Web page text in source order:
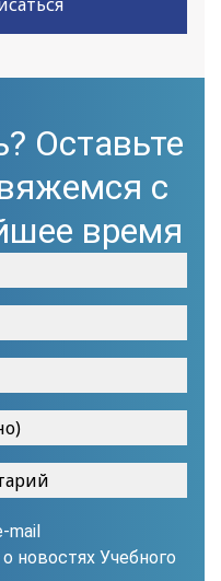
Оставьте
с
время
mail
новостях Учебного